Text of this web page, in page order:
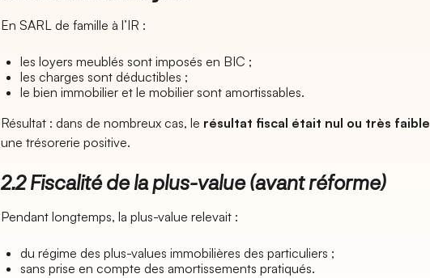
En SARL de famille à l’IR :
les loyers meublés sont imposés en BIC ;
les charges sont déductibles ;
le bien immobilier et le mobilier sont amortissables.
Résultat : dans de nombreux cas, le résultat fiscal était nul ou très faible
une trésorerie positive.
2.2 Fiscalité de la plus-value (avant réforme)
Pendant longtemps, la plus-value relevait :
du régime des plus-values immobilières des particuliers ;
sans prise en compte des amortissements pratiqués.